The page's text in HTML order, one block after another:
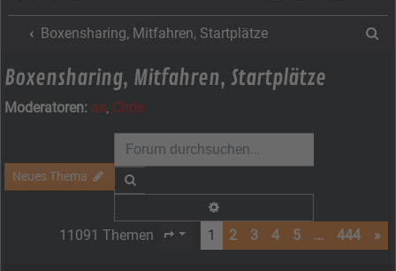
Boxensharing, Mitfahren, Startplätze
Boxensharing, Mitfahren, Startplätze
Moderatoren: as, Chris
Neues Thema
11091 Themen Seite von444
1 2 3 4 5 … 444 »